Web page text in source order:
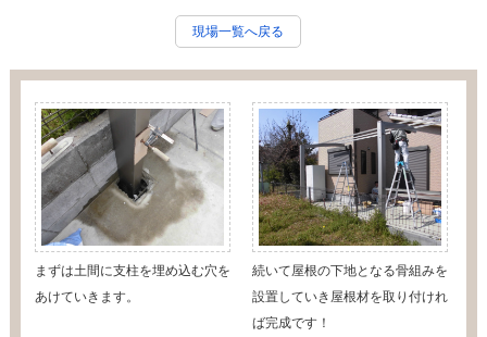
現場一覧へ戻る
まずは土間に支柱を埋め込む穴を
あけていきます。
続いて屋根の下地となる骨組みを
設置していき屋根材を取り付けれ
ば完成です！